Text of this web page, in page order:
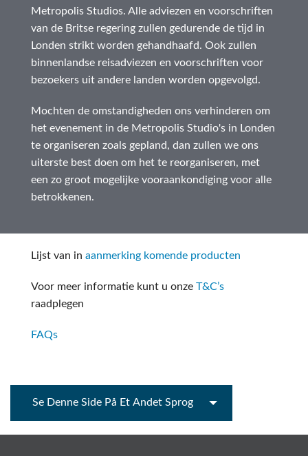
Metropolis Studios. Alle adviezen en voorschriften
van de Britse regering zullen gedurende de tijd in
Londen strikt worden gehandhaafd. Ook zullen
binnenlandse reisadviezen en voorschriften voor
bezoekers uit andere landen worden opgevolgd.
Mochten de omstandigheden ons verhinderen om
het evenement in de Metropolis Studio's in Londen
te organiseren zoals gepland, dan zullen we ons
uiterste best doen om het te reorganiseren, met
een zo groot mogelijke vooraankondiging voor alle
betrokkenen.
Lijst van in aanmerking komende producten
Voor meer informatie kunt u onze T&C’s
raadplegen
FAQs
Se Denne Side På Et Andet Sprog